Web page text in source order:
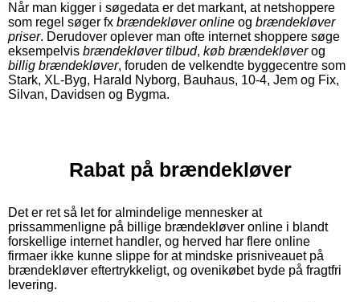
Når man kigger i søgedata er det markant, at netshoppere
som regel søger fx brændekløver online og brændekløver
priser. Derudover oplever man ofte internet shoppere søge
eksempelvis brændekløver tilbud, køb brændekløverog
billig brændekløver, foruden de velkendte byggecentre som
Stark, XL-Byg, Harald Nyborg, Bauhaus, 10-4, Jem og Fix,
Silvan, Davidsen og Bygma.
Rabat på brændekløver
Det er ret så let for almindelige mennesker at
prissammenligne på billige brændekløver online i blandt
forskellige internet handler, og herved har flere online
firmaer ikke kunne slippe for at mindske prisniveauet på
brændekløver eftertrykkeligt, og ovenikøbet byde på fragtfri
levering.